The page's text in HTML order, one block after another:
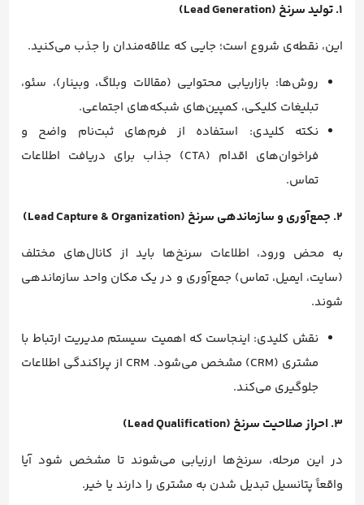
۱. تولید سرنخ (Lead Generation)
این، نقطه‌ی شروع است؛ جایی که علاقه‌مندان را جذب می‌کنید.
روش‌ها: بازاریابی محتوایی (مقالات وبلاگ، وبینار)، سئو،
تبلیغات کلیکی، کمپین‌های شبکه‌های اجتماعی.
نکته کلیدی: استفاده از فرم‌های ثبت‌نام واضح و
فراخوان‌های اقدام (CTA) جذاب برای دریافت اطلاعات
تماس.
۲. جمع‌آوری و سازماندهی سرنخ (Lead Capture & Organization)
به محض ورود، اطلاعات سرنخ‌ها باید از کانال‌های مختلف
(سایت، ایمیل، تماس) جمع‌آوری و در یک مکان واحد سازماندهی
شوند.
نقش کلیدی: اینجاست که اهمیت سیستم مدیریت ارتباط با
مشتری (CRM) مشخص می‌شود. CRM از پراکندگی اطلاعات
جلوگیری می‌کند.
۳. احراز صلاحیت سرنخ (Lead Qualification)
در این مرحله، سرنخ‌ها ارزیابی می‌شوند تا مشخص شود آیا
واقعاً پتانسیل تبدیل شدن به مشتری را دارند یا خیر.